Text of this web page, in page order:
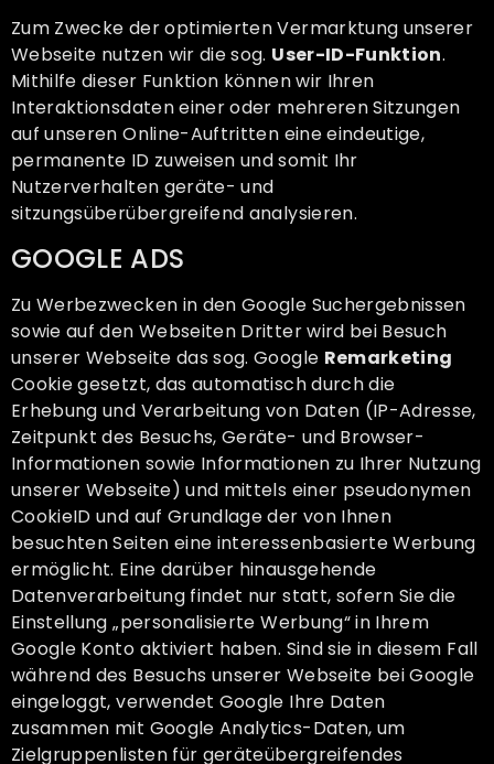
Zum Zwecke der optimierten Vermarktung unserer
Webseite nutzen wir die sog. User-ID-Funktion.
Mithilfe dieser Funktion können wir Ihren
Interaktionsdaten einer oder mehreren Sitzungen
auf unseren Online-Auftritten eine eindeutige,
permanente ID zuweisen und somit Ihr
Nutzerverhalten geräte- und
sitzungsüberübergreifend analysieren.
GOOGLE ADS
Zu Werbezwecken in den Google Suchergebnissen
sowie auf den Webseiten Dritter wird bei Besuch
unserer Webseite das sog. Google Remarketing
Cookie gesetzt, das automatisch durch die
Erhebung und Verarbeitung von Daten (IP-Adresse,
Zeitpunkt des Besuchs, Geräte- und Browser-
Informationen sowie Informationen zu Ihrer Nutzung
unserer Webseite) und mittels einer pseudonymen
CookieID und auf Grundlage der von Ihnen
besuchten Seiten eine interessenbasierte Werbung
ermöglicht. Eine darüber hinausgehende
Datenverarbeitung findet nur statt, sofern Sie die
Einstellung „personalisierte Werbung“ in Ihrem
Google Konto aktiviert haben. Sind sie in diesem Fall
während des Besuchs unserer Webseite bei Google
eingeloggt, verwendet Google Ihre Daten
zusammen mit Google Analytics-Daten, um
Zielgruppenlisten für geräteübergreifendes